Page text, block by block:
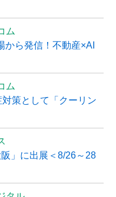
ム
から発信！不動産×AI
ム
策として「クーリン
」に出展＜8/26～28